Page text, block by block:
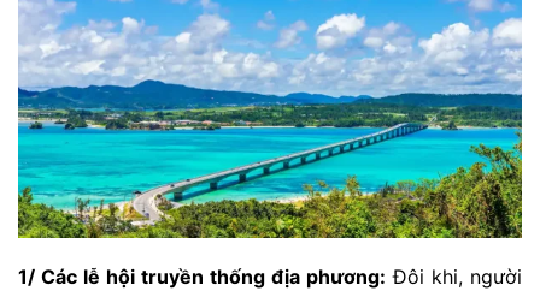
1/ Các lễ hội truyền thống địa phương: Đôi khi, người